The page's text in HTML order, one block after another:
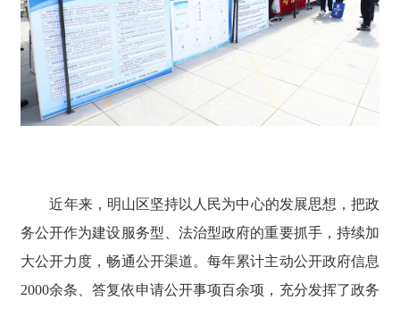
近年来，明山区坚持以人民为中心的发展思想，把政
务公开作为建设服务型、法治型政府的重要抓手，持续加
大公开力度，畅通公开渠道。每年累计主动公开政府信息
2000余条、答复依申请公开事项百余项，充分发挥了政务